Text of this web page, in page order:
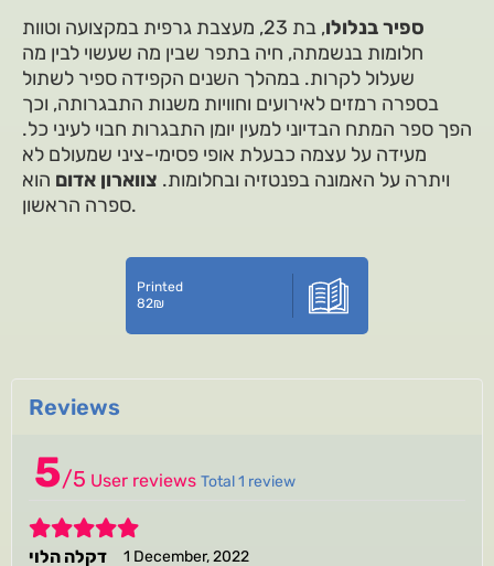
ספיר בנלולו
, בת 23, מעצבת גרפית במקצועה וטוות
חלומות בנשמתה, חיה בתפר שבין מה שעשוי לבין מה
שעלול לקרות. במהלך השנים הקפידה ספיר לשתול
בספרה רמזים לאירועים וחוויות משנות התבגרותה, וכך
הפך ספר המתח הבדיוני למעין יומן התבגרות חבוי לעיני כל.
מעידה על עצמה כבעלת אופי פסימי-ציני שמעולם לא
ויתרה על האמונה בפנטזיה ובחלומות. צווארון אדום הוא
ספרה הראשון.
Printed
82₪
Reviews
5/5 User reviews Total 1 review
5
דקלה הלוי
1 December, 2022